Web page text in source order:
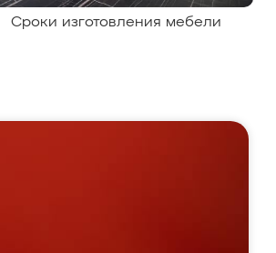
Сроки изготовления мебели